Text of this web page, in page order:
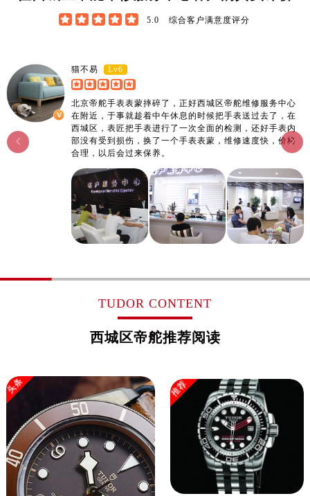
     5.0 综合客户满意度评分
猫不易 Lv6
北京帝舵手表表蒙摔碎了，正好西城区帝舵维修服务中心
在附近，于事就趁着中午休息的时候把手表送过去了，在
西城区，表匠把手表进行了一次全面的检测，还好手表内
部没有受到损伤，换了一个手表表蒙，维修速度快，价格
合理，以后会过来保养。


TUDOR CONTENT
西城区帝舵推荐阅读
头条 推荐